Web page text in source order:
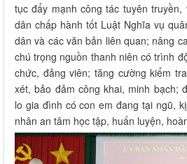
tục đẩy mạnh công tác tuyên
dân chấp hành tốt Luật Nghĩa vụ
dân và các văn bản liên quan; nâng
chú trọng nguồn thanh niên có trình
chức, đảng viên; tăng cường kiểm
xét, bảo đảm công khai, minh bạch;
lo gia đình có con em đang tại ngũ,
nhân an tâm học tập, huấn luyện,